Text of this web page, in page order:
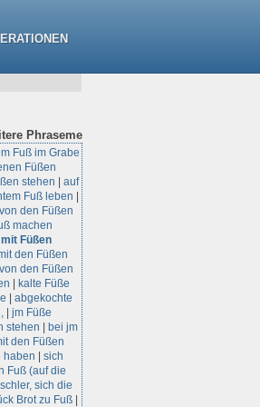
Phraseme
Fuß im Grabe
Füßen
stehen
auf
Fuß leben
den Füßen
machen
mit Füßen
den Füßen
von den Füßen
kalte Füße
abgekochte
jm Füße
stehen
bei jm
den Füßen
haben
sich
Fuß (auf die
sich die
Brot zu Fuß